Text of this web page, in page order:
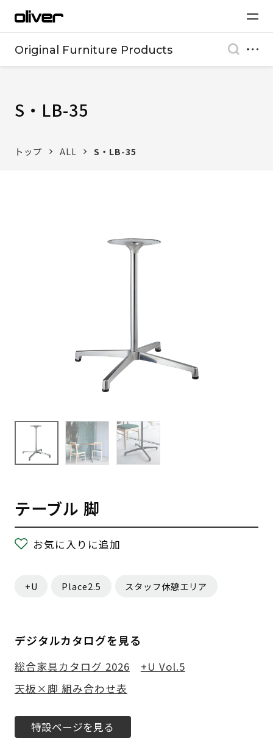
Original Furniture Products
S・LB-35
トップ ALL S・LB-35
テーブル 脚
お気に入りに追加
+U Place2.5 スタッフ休憩エリア
デジタルカタログを見る
総合家具カタログ 2026
+U Vol.5
天板×脚 組み合わせ表
特設ページを見る